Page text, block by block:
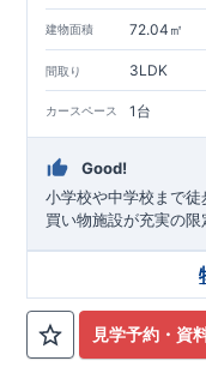
建物面積 72.04㎡
間取り 3LDK
カースペース 1台
Good!
小学校や中学校まで
買い物施設が充実の
見学予約・資